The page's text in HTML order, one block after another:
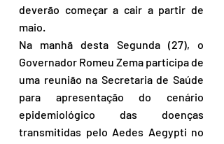
deverão começar a cair a partir de
maio.
Na manhã desta Segunda (27), o
Governador Romeu Zema participa de
uma reunião na Secretaria de Saúde
para apresentação do cenário
epidemiológico das doenças
transmitidas pelo Aedes Aegypti no